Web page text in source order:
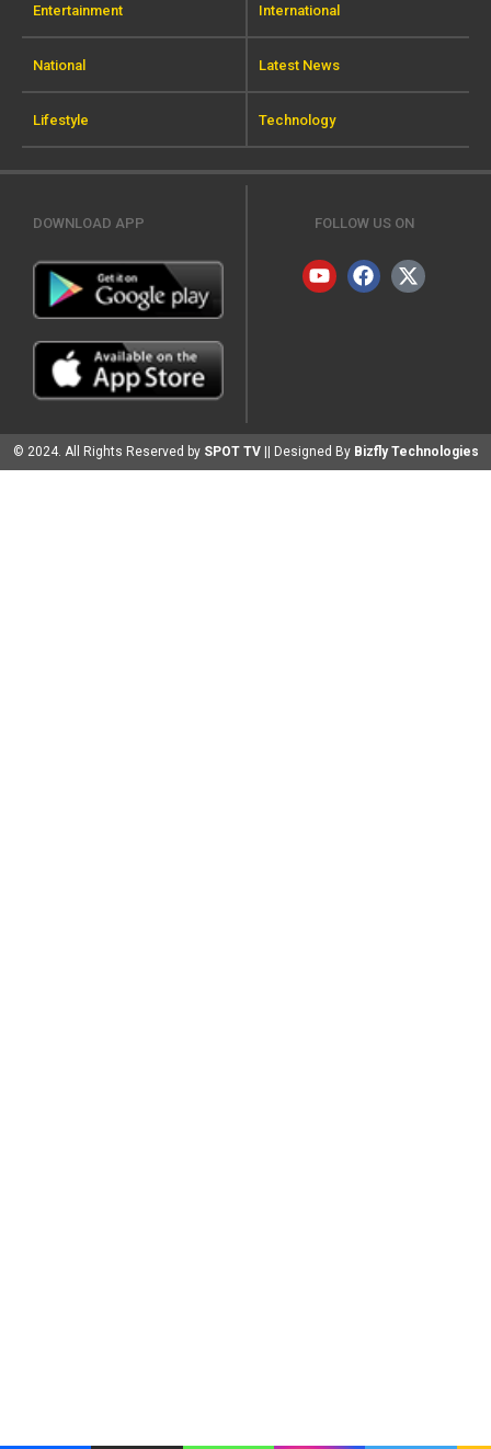
Entertainment International
National Latest News
Lifestyle Technology
DOWNLOAD APP FOLLOW US ON
© 2024. All Rights Reserved by SPOT TV || Designed By Bizfly Technologies